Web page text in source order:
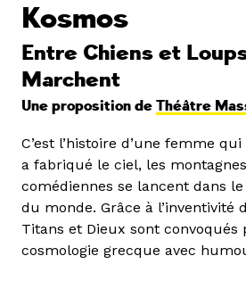
Kosmos
Entre Chiens et
Marchent
Une proposition de Théâtre
C’est l’histoire d’une femme qui
a fabriqué le ciel, les
comédiennes se lancent dans
du monde. Grâce à l’inventivité
Titans et Dieux sont convoqués
cosmologie grecque avec